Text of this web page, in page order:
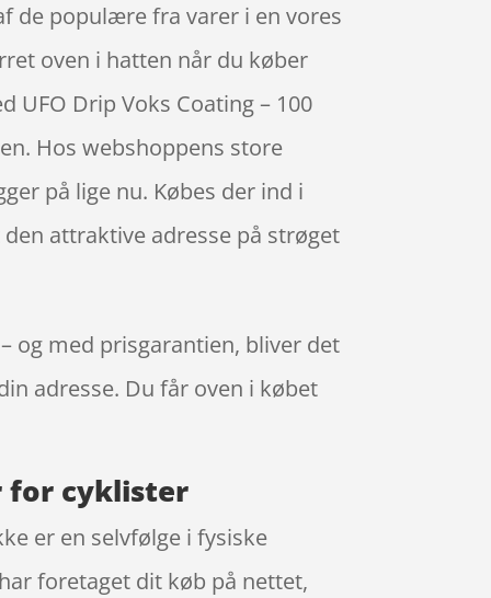
de populære fra varer i en vores
oven i hatten når du køber
UFO Drip Voks Coating – 100
Hos webshoppens store
på lige nu. Købes der ind i
attraktive adresse på strøget
og med prisgarantien, bliver det
adresse. Du får oven i købet
for cyklister
er en selvfølge i fysiske
foretaget dit køb på nettet,